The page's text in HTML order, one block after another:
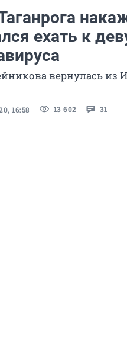
ехать к
вернулась из
16:58 13 602 31